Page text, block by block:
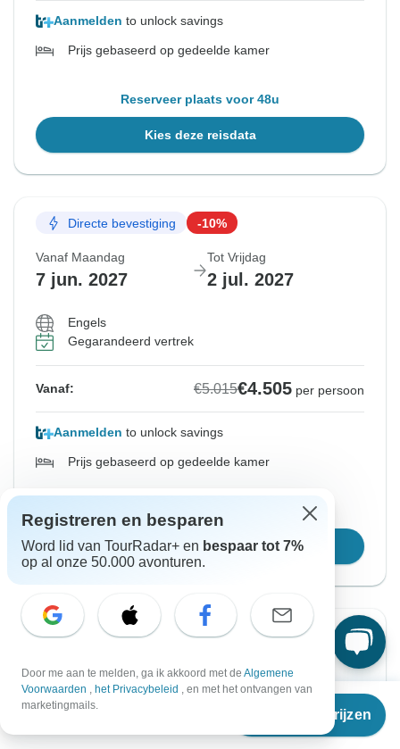
Vanaf €5.015
Reisdata & prijzen
Aanmelden to unlock savings
Prijs gebaseerd op gedeelde kamer
Reserveer plaats voor 48u
Kies deze reisdata
Directe bevestiging -10%
Vanaf Maandag
7 jun. 2027
Tot Vrijdag
2 jul. 2027
Engels
Gegarandeerd vertrek
Vanaf: €5.015€4.505 per persoon
Aanmelden to unlock savings
Prijs gebaseerd op gedeelde kamer
Reserveer plaats voor 48u
Kies deze reisdata
Directe bevestiging -17%
Vanaf Maandag
5 jul. 2027
Tot Vrijdag
30 jul. 2027
Engels
Registreren en besparen
Word lid van TourRadar+ en bespaar tot 7%
op al onze 50.000 avonturen.
Door me aan te melden, ga ik akkoord met de Algemene
Voorwaarden , het Privacybeleid , en met het ontvangen van
marketingmails.